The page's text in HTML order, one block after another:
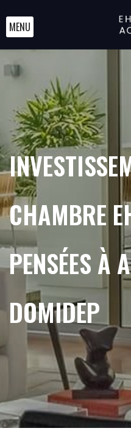
MENU
CHAMBRE
PENSÉES À
DOMIDEP